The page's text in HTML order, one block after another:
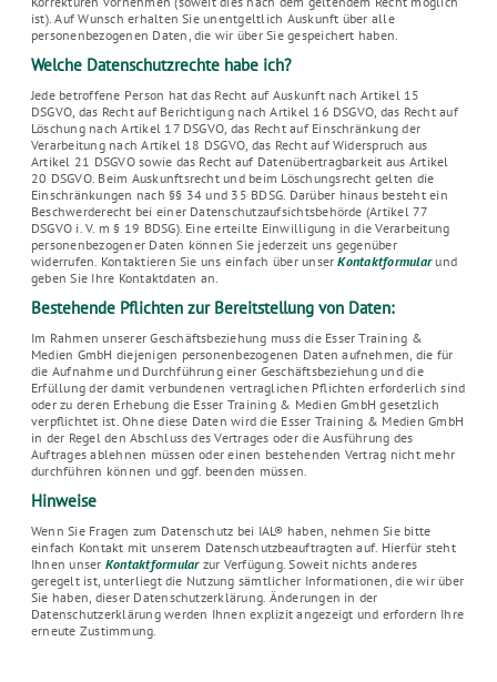
ist). Auf Wunsch erhalten Sie unentgeltlich Auskunft über alle
personenbezogenen Daten, die wir über Sie gespeichert haben.
Welche Datenschutzrechte habe ich?
Jede betroffene Person hat das Recht auf Auskunft nach Artikel 15
DSGVO, das Recht auf Berichtigung nach Artikel 16 DSGVO, das Recht auf
Löschung nach Artikel 17 DSGVO, das Recht auf Einschränkung der
Verarbeitung nach Artikel 18 DSGVO, das Recht auf Widerspruch aus
Artikel 21 DSGVO sowie das Recht auf Datenübertragbarkeit aus Artikel
20 DSGVO. Beim Auskunftsrecht und beim Löschungsrecht gelten die
Einschränkungen nach §§ 34 und 35 BDSG. Darüber hinaus besteht ein
Beschwerderecht bei einer Datenschutzaufsichtsbehörde (Artikel 77
DSGVO i. V. m § 19 BDSG). Eine erteilte Einwilligung in die Verarbeitung
personenbezogener Daten können Sie jederzeit uns gegenüber
widerrufen. Kontaktieren Sie uns einfach über unserKontaktformularund
geben Sie Ihre Kontaktdaten an.
Bestehende Pflichten zur Bereitstellung von Daten:
Im Rahmen unserer Geschäftsbeziehung muss die Esser Training &
Medien GmbH diejenigen personenbezogenen Daten aufnehmen, die für
die Aufnahme und Durchführung einer Geschäftsbeziehung und die
Erfüllung der damit verbundenen vertraglichen Pﬂichten erforderlich sind
oder zu deren Erhebung die Esser Training & Medien GmbH gesetzlich
verpﬂichtet ist. Ohne diese Daten wird die Esser Training & Medien GmbH
in der Regel den Abschluss des Vertrages oder die Ausführung des
Auftrages ablehnen müssen oder einen bestehenden Vertrag nicht mehr
durchführen können und ggf. beenden müssen.
Hinweise
Wenn Sie Fragen zum Datenschutz bei IAL® haben, nehmen Sie bitte
einfach Kontakt mit unserem Datenschutzbeauftragten auf. Hierfür steht
Ihnen unser Kontaktformular zur Verfügung. Soweit nichts anderes
geregelt ist, unterliegt die Nutzung sämtlicher Informationen, die wir über
Sie haben, dieser Datenschutzerklärung. Änderungen in der
Datenschutzerklärung werden Ihnen explizit angezeigt und erfordern Ihre
erneute Zustimmung.